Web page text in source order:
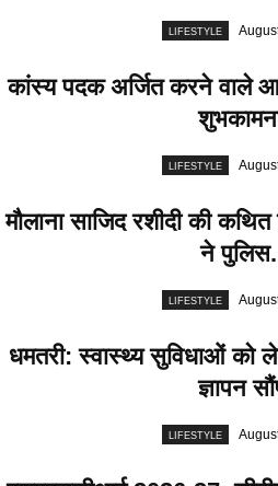
LIFESTYLE
कांस्य पदक अर्जित करने वाले
LIFESTYLE
मौलाना साजिद रशीदी की कथित
ने
LIFESTYLE
धमतरी: स्वास्थ्य सुविधाओं को
ज्ञापन
LIFESTYLE